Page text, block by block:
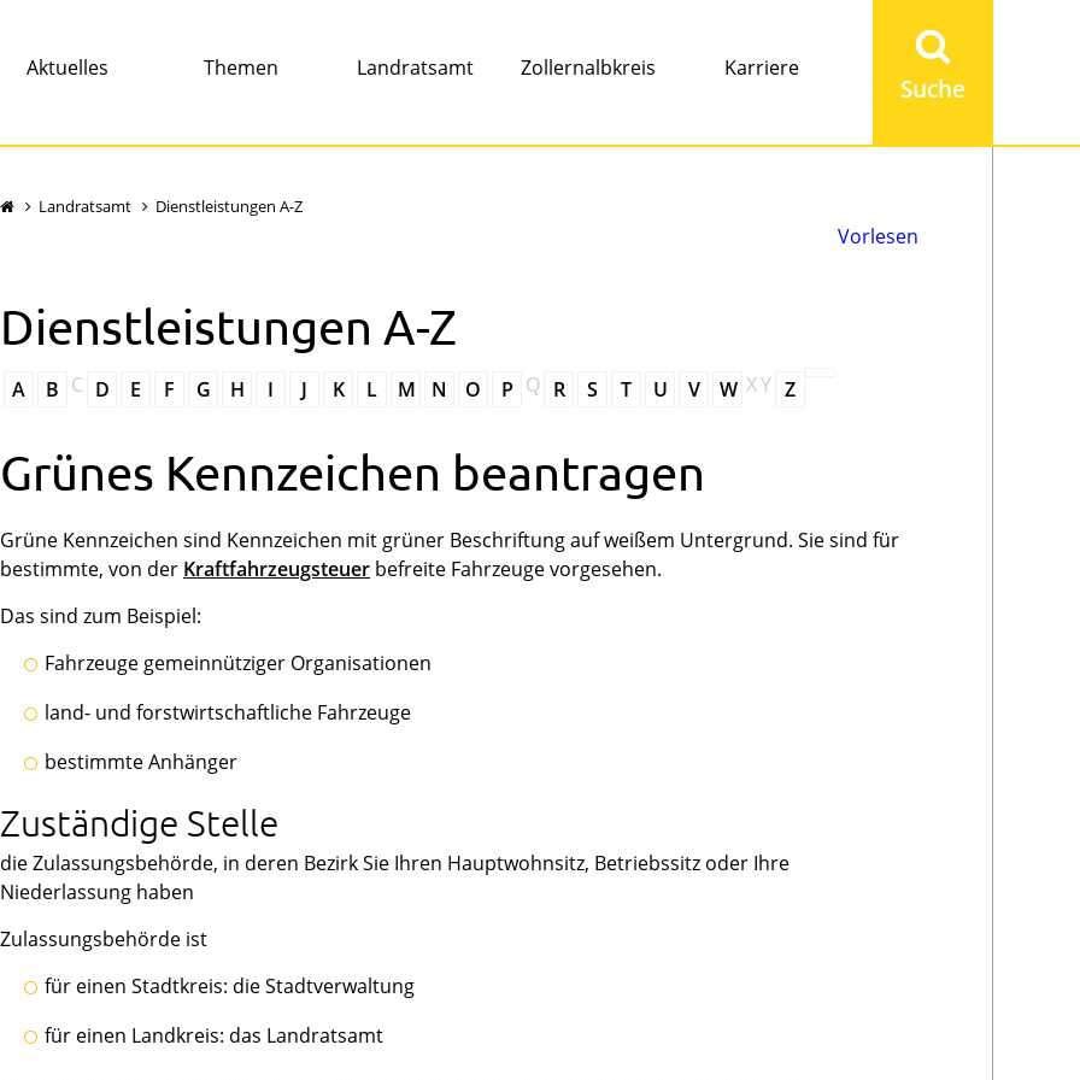
Aktuelles Themen Landratsamt Zollernalbkreis Karriere
eingeben
Landratsamt Dienstleistungen A-Z
Vorlesen
Dienstleistungen A-Z
A B C D E F G H I J K L M N O P Q R S T U V W XY Z
Grünes Kennzeichen beantragen
Grüne Kennzeichen sind Kennzeichen mit grüner Beschriftung auf weißem Untergrund. Sie sind für
bestimmte, von der Kraftfahrzeugsteuer befreite Fahrzeuge vorgesehen.
Das sind zum Beispiel:
Fahrzeuge gemeinnütziger Organisationen
land- und forstwirtschaftliche Fahrzeuge
bestimmte Anhänger
Zuständige Stelle
die Zulassungsbehörde, in deren Bezirk Sie Ihren Hauptwohnsitz, Betriebssitz oder Ihre
Niederlassung haben
Zulassungsbehörde ist
für einen Stadtkreis: die Stadtverwaltung
für einen Landkreis: das Landratsamt